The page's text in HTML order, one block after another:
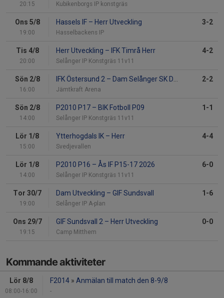
20:15 Kubikenborgs IP konstgräs
Ons 5/8
19:00
Hassels IF – Herr Utveckling
Hasselbackens IP
3-2
Tis 4/8
20:00
Herr Utveckling – IFK Timrå Herr
Selånger IP Konstgräs 11v11
4-2
Sön 2/8
16:00
IFK Östersund 2 – Dam Selånger SK Dam
Jämtkraft Arena
2-2
Sön 2/8
14:00
P2010 P17 – BIK Fotboll P09
Selånger IP Konstgräs 11v11
1-1
Lör 1/8
15:00
Ytterhogdals IK – Herr
Svedjevallen
4-4
Lör 1/8
14:00
P2010 P16 – Ås IF P15-17 2026
Selånger IP Konstgräs 11v11
6-0
Tor 30/7
19:00
Dam Utveckling – GIF Sundsvall
Selånger IP A-plan
1-6
Ons 29/7
19:15
GIF Sundsvall 2 – Herr Utveckling
Camp Mitthem
0-0
Kommande aktiviteter
Lör 8/8
08:00-16:00
F2014 » Anmälan till match den 8-9/8
-